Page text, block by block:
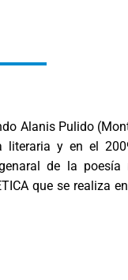
Alanis Pulido
y en el
de la
que se realiza